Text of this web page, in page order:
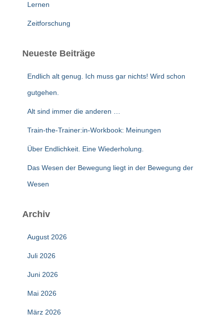
Lernen
Zeitforschung
Neueste Beiträge
Endlich alt genug. Ich muss gar nichts! Wird schon
gutgehen.
Alt sind immer die anderen …
Train-the-Trainer:in-Workbook: Meinungen
Über Endlichkeit. Eine Wiederholung.
Das Wesen der Bewegung liegt in der Bewegung der
Wesen
Archiv
August 2026
Juli 2026
Juni 2026
Mai 2026
März 2026